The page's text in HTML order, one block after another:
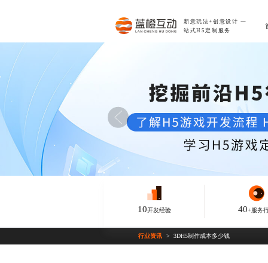
新意玩法+创意设计 一
站式H5定制服务
10开发经验 40+服务
行业资讯 > 3DH5制作成本多少钱